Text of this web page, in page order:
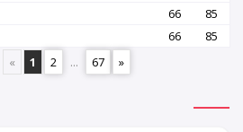
66
85
66
85
«
1 2 ... 67 »